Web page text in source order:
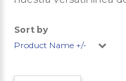
Sort by
Product Name +/-